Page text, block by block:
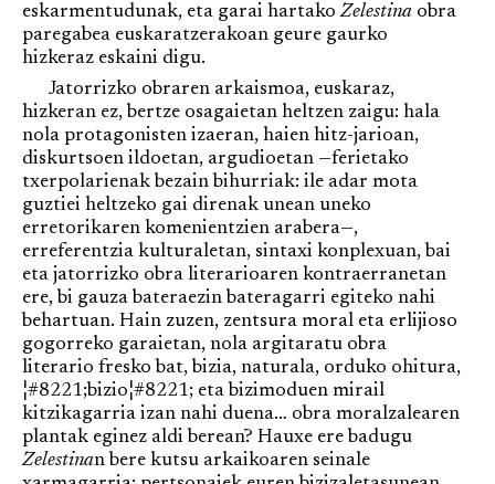
eskarmentudunak, eta garai hartako Zelestina obra
paregabea euskaratzerakoan geure gaurko
hizkeraz eskaini digu.
Jatorrizko obraren arkaismoa, euskaraz,
hizkeran ez, bertze osagaietan heltzen zaigu: hala
nola protagonisten izaeran, haien hitz-jarioan,
diskurtsoen ildoetan, argudioetan —ferietako
txerpolarienak bezain bihurriak: ile adar mota
guztiei heltzeko gai direnak unean uneko
erretorikaren komenientzien arabera—,
erreferentzia kulturaletan, sintaxi konplexuan, bai
eta jatorrizko obra literarioaren kontraerranetan
ere, bi gauza bateraezin bateragarri egiteko nahi
behartuan. Hain zuzen, zentsura moral eta erlijioso
gogorreko garaietan, nola argitaratu obra
literario fresko bat, bizia, naturala, orduko ohitura,
¦#8221;bizio¦#8221; eta bizimoduen mirail
kitzikagarria izan nahi duena… obra moralzalearen
plantak eginez aldi berean? Hauxe ere badugu
Zelestinan bere kutsu arkaikoaren seinale